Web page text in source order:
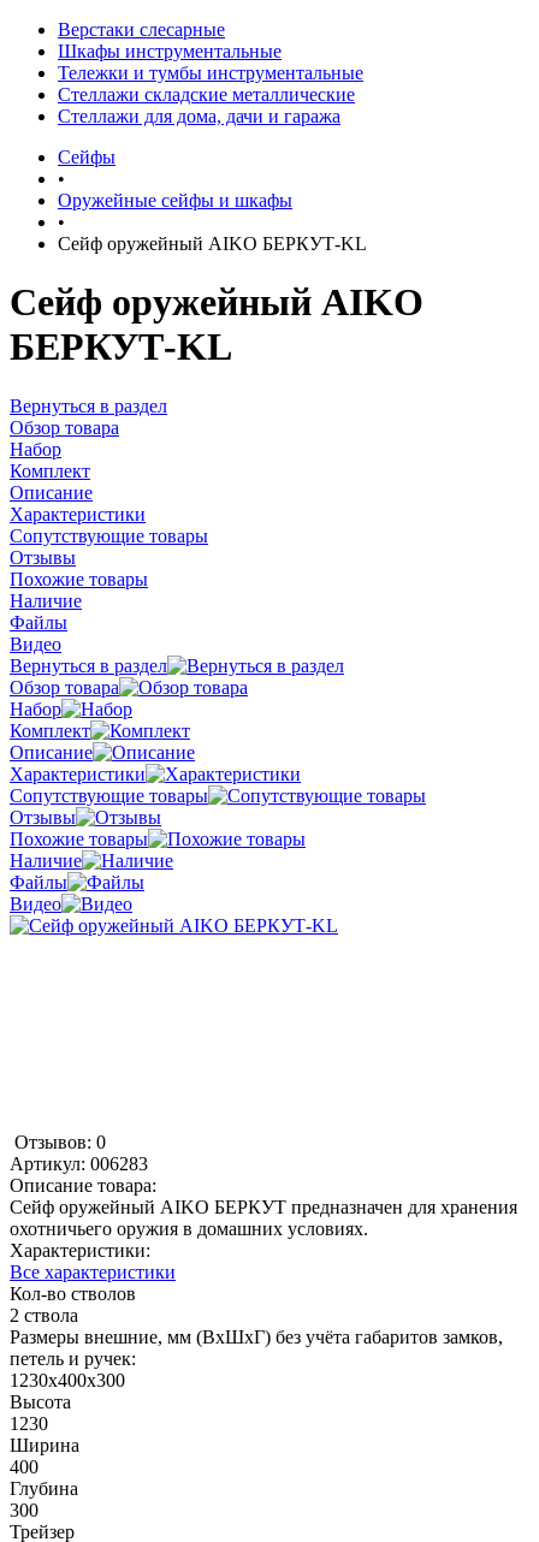
Верстаки слесарные
Шкафы инструментальные
Тележки и тумбы инструментальные
Стеллажи складские металлические
Стеллажи для дома, дачи и гаража
Сейфы
•
Оружейные сейфы и шкафы
•
Сейф оружейный AIKO БЕРКУТ-KL
Сейф оружейный AIKO
БЕРКУТ-KL
Вернуться в раздел
Обзор товара
Набор
Комплект
Описание
Характеристики
Сопутствующие товары
Отзывы
Похожие товары
Наличие
Файлы
Видео
Вернуться в раздел
Обзор товара
Набор
Комплект
Описание
Характеристики
Сопутствующие товары
Отзывы
Похожие товары
Наличие
Файлы
Видео
Отзывов: 0
Артикул: 006283
Описание товара:
Сейф оружейный AIKO БЕРКУТ предназначен для хранения
охотничьего оружия в домашних условиях.
Характеристики:
Все характеристики
Кол-во стволов
2 ствола
Размеры внешние, мм (ВхШхГ) без учёта габаритов замков,
петель и ручек:
1230x400x300
Высота
1230
Ширина
400
Глубина
300
Трейзер